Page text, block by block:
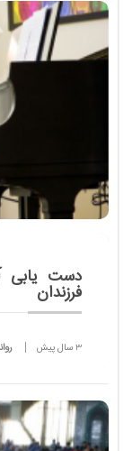
دست یابی
فرزندان
3 سال پیش
است. بسیاری
روپوش پزشکی
در شغلی دیگر